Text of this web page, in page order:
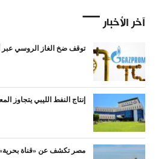
آخر الأخبار
توقف ضخ الغاز الروسي عبر
إنتاج النفط الليبي يتجاوز
مصر تكشف عن «قناة